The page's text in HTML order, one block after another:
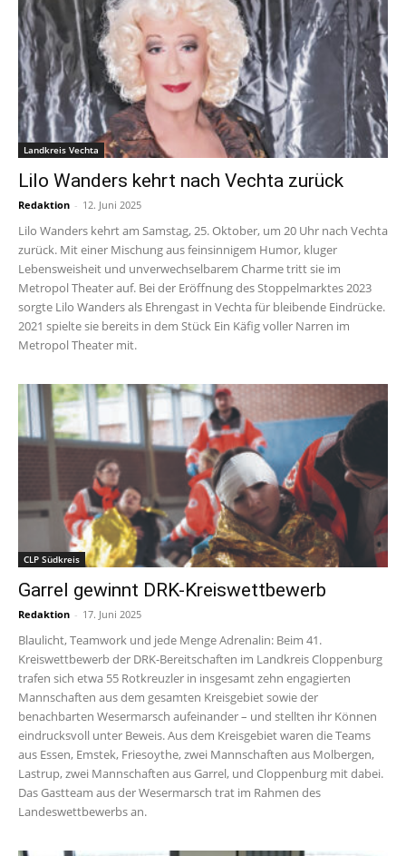
Landkreis Vechta
Lilo Wanders kehrt nach Vechta zurück
Redaktion - 12. Juni 2025
Lilo Wanders kehrt am Samstag, 25. Oktober, um 20 Uhr nach Vechta
zurück. Mit einer Mischung aus feinsinnigem Humor, kluger
Lebensweisheit und unverwechselbarem Charme tritt sie im
Metropol Theater auf. Bei der Eröffnung des Stoppelmarktes 2023
sorgte Lilo Wanders als Ehrengast in Vechta für bleibende Eindrücke.
2021 spielte sie bereits in dem Stück Ein Käfig voller Narren im
Metropol Theater mit.
CLP Südkreis
Garrel gewinnt DRK-Kreiswettbewerb
Redaktion - 17. Juni 2025
Blaulicht, Teamwork und jede Menge Adrenalin: Beim 41.
Kreiswettbewerb der DRK-Bereitschaften im Landkreis Cloppenburg
trafen sich etwa 55 Rotkreuzler in insgesamt zehn engagierten
Mannschaften aus dem gesamten Kreisgebiet sowie der
benachbarten Wesermarsch aufeinander – und stellten ihr Können
eindrucksvoll unter Beweis. Aus dem Kreisgebiet waren die Teams
aus Essen, Emstek, Friesoythe, zwei Mannschaften aus Molbergen,
Lastrup, zwei Mannschaften aus Garrel, und Cloppenburg mit dabei.
Das Gastteam aus der Wesermarsch trat im Rahmen des
Landeswettbewerbs an.